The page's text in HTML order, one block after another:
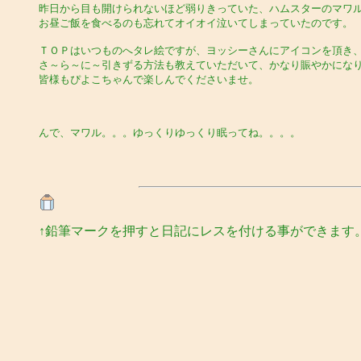
昨日から目も開けられないほど弱りきっていた、ハムスターのマワ
お昼ご飯を食べるのも忘れてオイオイ泣いてしまっていたのです。
ＴＯＰはいつものへタレ絵ですが、ヨッシーさんにアイコンを頂き、
さ～ら～に～引きずる方法も教えていただいて、かなり賑やかにな
皆様もぴよこちゃんで楽しんでくださいませ。
んで、マワル。。。ゆっくりゆっくり眠ってね。。。。
↑鉛筆マークを押すと日記にレスを付ける事ができます。